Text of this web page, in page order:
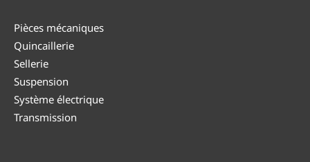
Pièces mécaniques
Quincaillerie
Sellerie
Suspension
Système électrique
Transmission